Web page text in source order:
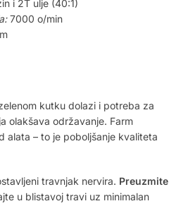
i 2T ulje (40:1)
7000 o/min
kutku dolazi i potreba za
olakšava održavanje. Farm
alata – to je poboljšanje kvaliteta
travnjak nervira. Preuzmite
u blistavoj travi uz minimalan